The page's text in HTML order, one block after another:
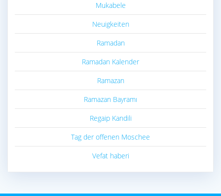
Mukabele
Neuigkeiten
Ramadan
Ramadan Kalender
Ramazan
Ramazan Bayramı
Regaip Kandili
Tag der offenen Moschee
Vefat haberi